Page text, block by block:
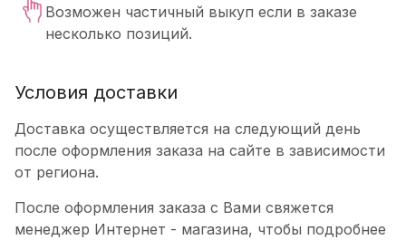
Возможен частичный выкуп если в заказе
несколько позиций.
Условия доставки
Доставка осуществляется на следующий день
после оформления заказа на сайте в зависимости
от региона.
После оформления заказа с Вами свяжется
менеджер Интернет - магазина, чтобы подробнее